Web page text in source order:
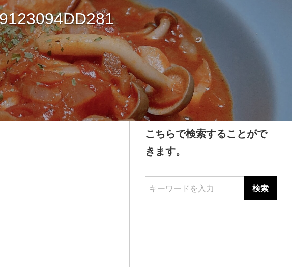
こちらで検索することがで
きます。
キーワードを入力